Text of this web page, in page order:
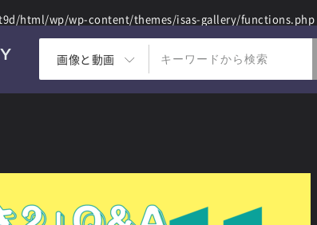
html/wp/wp-content/themes/isas-gallery/functions.php
画像と動画